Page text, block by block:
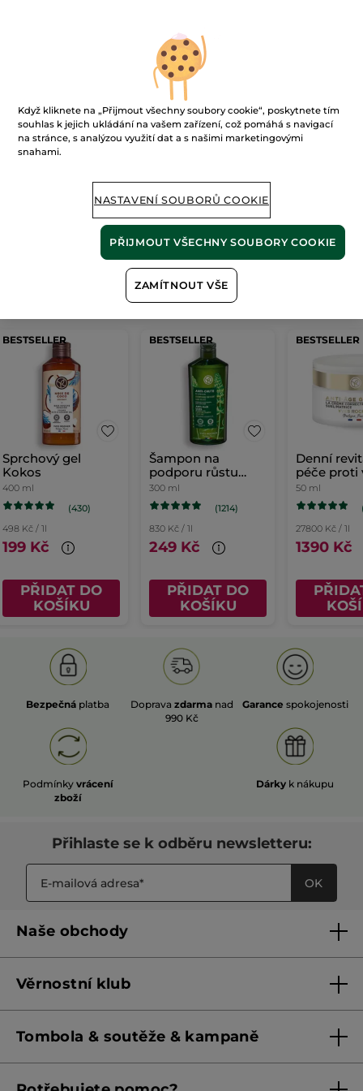
Ups!
Stránku nelze zobrazit.
odkaz není platný.
nejprodávanější produkty
BESTSELLER
Sprchový gel
Kokos
400 ml
(430)
498 Kč / 1l
199 Kč
PŘIDAT DO
KOŠÍKU
BESTSELLER
Šampon na
podporu růstu
vlasů
300 ml
(1214)
830 Kč / 1l
249 Kč
PŘIDAT DO
KOŠÍKU
BESTSELLER
Denní
péče proti
50 ml
27800 Kč / 1l
1390 Kč
Bezpečná platba Doprava zdarma nad
990 Kč
Garance spokojenosti
Podmínky vrácení
zboží
Dárky k nákupu
Přihlaste se k odběru newsletteru:
OK
Naše obchody
Franšízing
Věrnostní klub
Pravidla věrnostního klubu od 1. 6. 2026
Tombola & soutěže & kampaně
Když kliknete na „Přijmout všechny soubory cookie“, poskytnete tím
souhlas k jejich ukládání na vašem zařízení, což pomáhá s navigací
na stránce, s analýzou využití dat a s našimi marketingovými
snahami.
NASTAVENÍ SOUBORŮ COOKIE
ZAMÍTNOUT VŠE
PŘIJMOUT VŠECHNY SOUBORY COOKIE